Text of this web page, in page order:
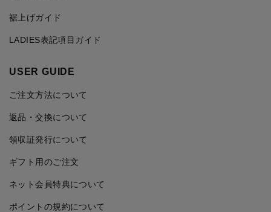
裾上げガイド
LADIES表記項目ガイド
USER GUIDE
ご注文方法について
返品・交換について
領収証発行について
ギフト用のご注文
ネット会員特典について
ポイントの規約について